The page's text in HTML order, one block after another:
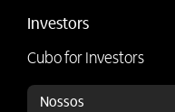
Investors
Cubo for Investors
Nossos